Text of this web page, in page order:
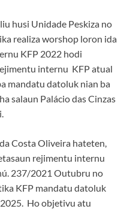
husi Unidade Peskiza no
realiza worshop loron ida
KFP 2022 hodi
internu KFP atual
mandatu datoluk nian ba
salaun Palácio das Cinzas
Costa Oliveira hateten,
rejimentu internu
237/2021 Outubru no
KFP mandatu datoluk
Ho objetivu atu